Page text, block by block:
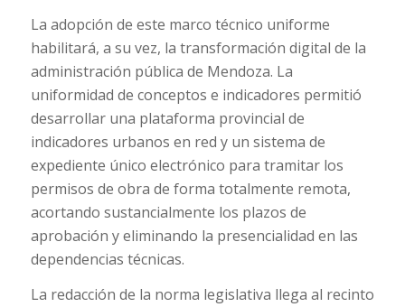
La adopción de este marco técnico uniforme
habilitará, a su vez, la transformación digital de la
administración pública de Mendoza. La
uniformidad de conceptos e indicadores permitió
desarrollar una plataforma provincial de
indicadores urbanos en red y un sistema de
expediente único electrónico para tramitar los
permisos de obra de forma totalmente remota,
acortando sustancialmente los plazos de
aprobación y eliminando la presencialidad en las
dependencias técnicas.
La redacción de la norma legislativa llega al recinto